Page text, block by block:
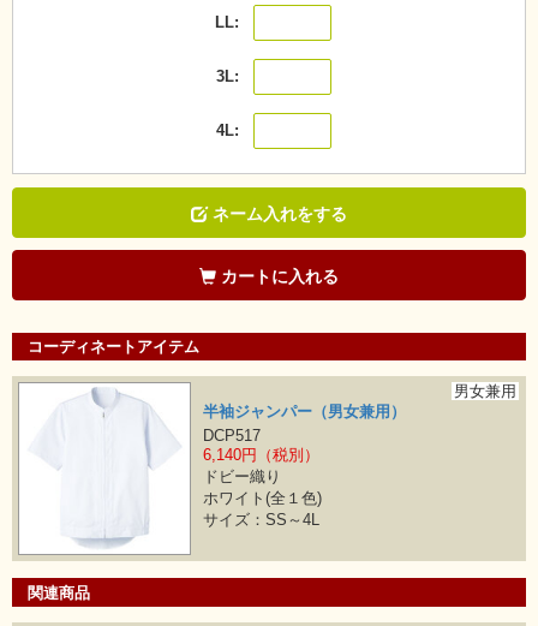
LL
3L
4L
ネーム入れをする
カートに入れる
コーディネートアイテム
男女兼用
半袖ジャンパー（男女兼用）
DCP517
6,140円（税別）
ドビー織り
ホワイト(全１色)
サイズ：SS～4L
関連商品